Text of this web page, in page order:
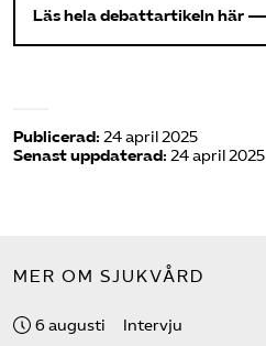
Läs hela debattartikeln här
Publicerad: 24 april 2025
Senast uppdaterad: 24 april 2025
MER OM SJUKVÅRD
6 augusti Intervju